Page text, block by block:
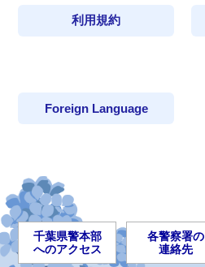
利用規約
Foreign Language
千葉県警本部
へのアクセス
各警察署の
連絡先